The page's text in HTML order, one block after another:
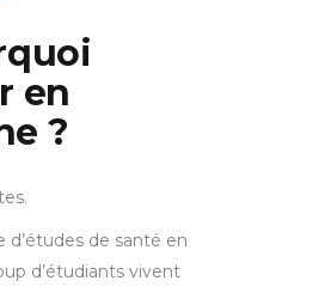
en
?
d’études de santé en
d’étudiants vivent